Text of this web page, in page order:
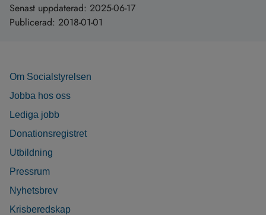
Senast uppdaterad: 2025-06-17
Publicerad: 2018-01-01
Om Socialstyrelsen
Jobba hos oss
Lediga jobb
Donationsregistret
Utbildning
Pressrum
Nyhetsbrev
Krisberedskap